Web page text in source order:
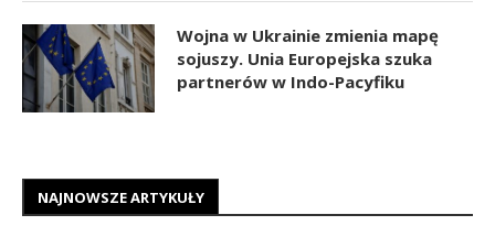
Wojna w Ukrainie zmienia mapę
sojuszy. Unia Europejska szuka
partnerów w Indo-Pacyfiku
NAJNOWSZE ARTYKUŁY